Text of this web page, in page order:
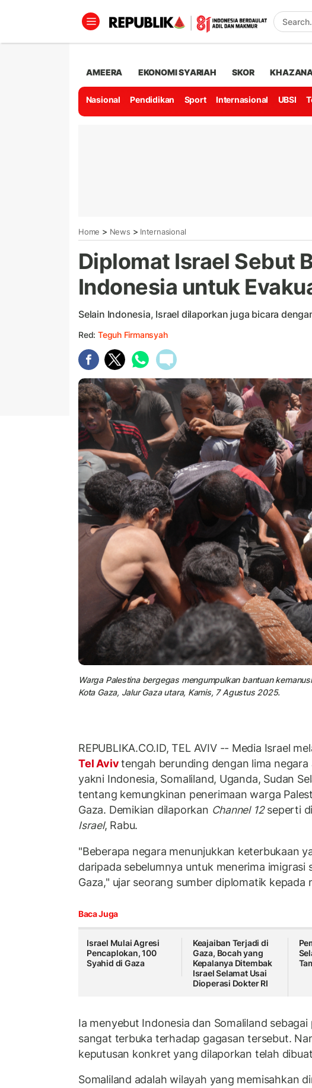
AMEERA EKONOMI SYARIAH SKOR
Nasional Pendidikan Sport Internasional UBSI
Home > News > Internasional
Diplomat Israel Sebut
Indonesia untuk
Selain Indonesia, Israel dilaporkan juga bicara
Red: Teguh Firmansyah
Warga Palestina bergegas mengumpulkan bantuan
Kota Gaza, Jalur Gaza utara, Kamis, 7 Agustus 2025.
REPUBLIKA.CO.ID, TEL AVIV -- Media Israel
Tel Avivtengah berunding dengan lima negara
yakni Indonesia, Somaliland, Uganda, Sudan
tentang kemungkinan penerimaan warga
Gaza. Demikian dilaporkan Channel 12seperti
Israel, Rabu.
"Beberapa negara menunjukkan keterbukaan
daripada sebelumnya untuk menerima imigrasi
Gaza," ujar seorang sumber diplomatik kepada
Baca Juga
Israel Mulai Agresi
Pencaplokan, 100
Syahid di Gaza
Keajaiban Terjadi di
Gaza, Bocah yang
Kepalanya Ditembak
Israel Selamat Usai
Dioperasi Dokter RI
Ia menyebut Indonesia dan Somaliland sebagai
sangat terbuka terhadap gagasan tersebut.
keputusan konkret yang dilaporkan telah
Somaliland adalah wilayah yang memisahkan